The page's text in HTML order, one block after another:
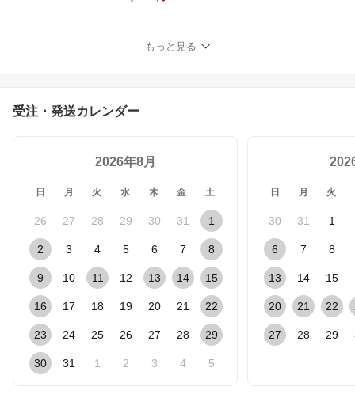
ne se 第3世代 アイフォ
ン スマホショルダー シ
ザイン 携帯ケース カバ
もっと見る
受注・発送カレンダー
2026年8月
日 月 火 水 木 金 土
26 27 28 29 30 31 1
2 3 4 5 6 7 8
9 10 11 12 13 14 15
16 17 18 19 20 21 22
23 24 25 26 27 28 29
30 31 1 2 3 4 5
日 月 火
30 31 1
6 7 8
13 14 15
20 21 22
27 28 29